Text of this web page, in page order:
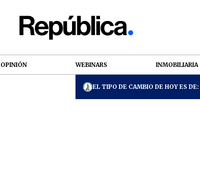
OPINIÓN WEBINARS INMOBILIARIA
EL TIPO DE CAMBIO DE HOY ES DE: